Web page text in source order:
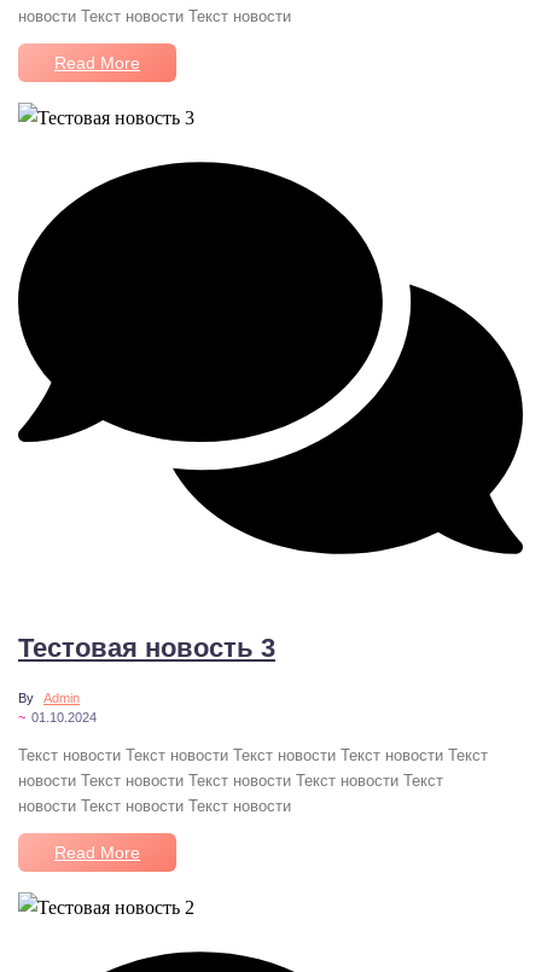
новости Текст новости Текст новости
Read More
Тестовая новость 3
By
Admin
~ 01.10.2024
Текст новости Текст новости Текст новости Текст новости Текст
новости Текст новости Текст новости Текст новости Текст
новости Текст новости Текст новости
Read More